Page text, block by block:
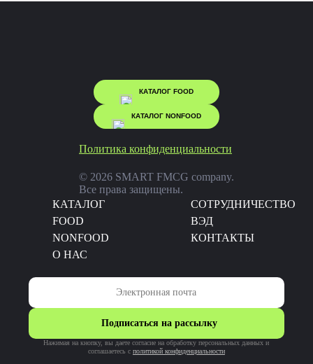
КАТАЛОГ FOOD
КАТАЛОГ NONFOOD
Политика конфиденциальности
© 2026 SMART FMCG company.
Все права защищены.
КАТАЛОГ
CОТРУДНИЧЕСТВО
FOOD
ВЭД
NONFOOD
КОНТАКТЫ
О НАС
Подписаться на рассылку
Нажимая на кнопку, вы даете согласие на обработку персональных данных и
соглашаетесь c политикой конфиденциальности